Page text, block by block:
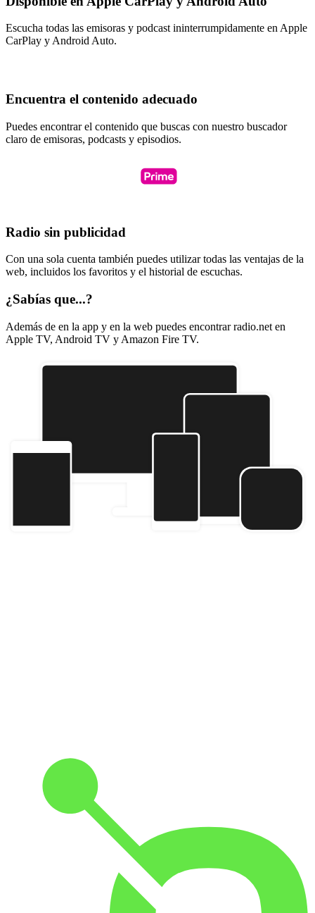
Escucha todas las emisoras y podcast ininterrumpidamente en Apple
CarPlay y Android Auto.
Encuentra el contenido adecuado
Puedes encontrar el contenido que buscas con nuestro buscador
claro de emisoras, podcasts y episodios.
Radio sin publicidad
Con una sola cuenta también puedes utilizar todas las ventajas de la
web, incluidos los favoritos y el historial de escuchas.
¿Sabías que...?
Además de en la app y en la web puedes encontrar radio.net en
Apple TV, Android TV y Amazon Fire TV.